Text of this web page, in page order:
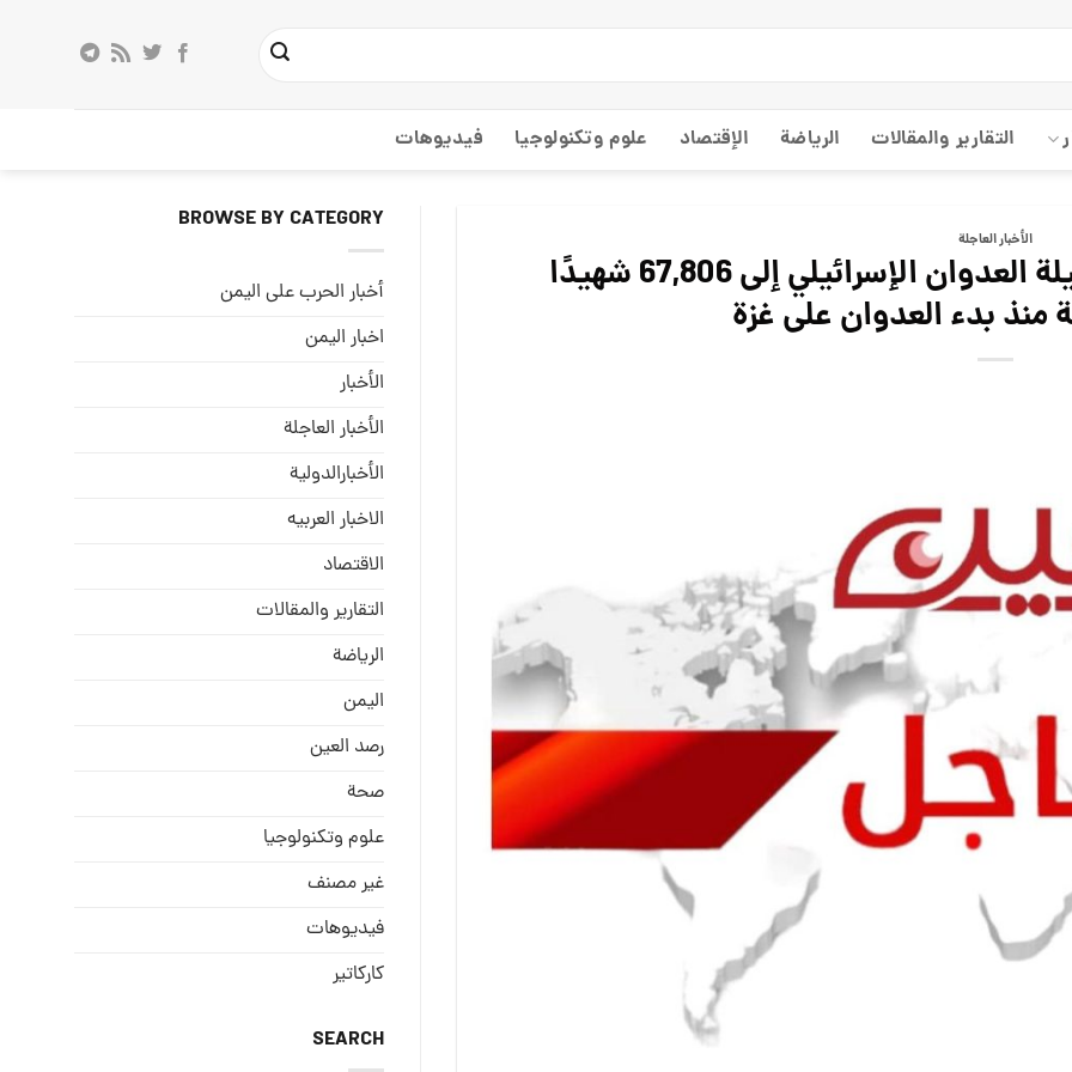
التقارير والمقالات الریاضة الإقتصاد علوم وتكنولوجيا فيديوهات
الأخبار العاجلة
وزارة الصحة بغزة: ارتفاع حصيلة العدوان الإسرائيلي إلى 67,806 شهيدًا
BROWSE BY CATEGORY
أخبار الحرب على اليمن
اخبار اليمن
الأخبار
الأخبار العاجلة
الأخبارالدولية
الاخبار العربيه
الاقتصاد
التقارير والمقالات
الریاضة
الیمن
رصد العین
صحة
علوم وتكنولوجيا
غير مصنف
فيديوهات
كاركاتير
SEARCH